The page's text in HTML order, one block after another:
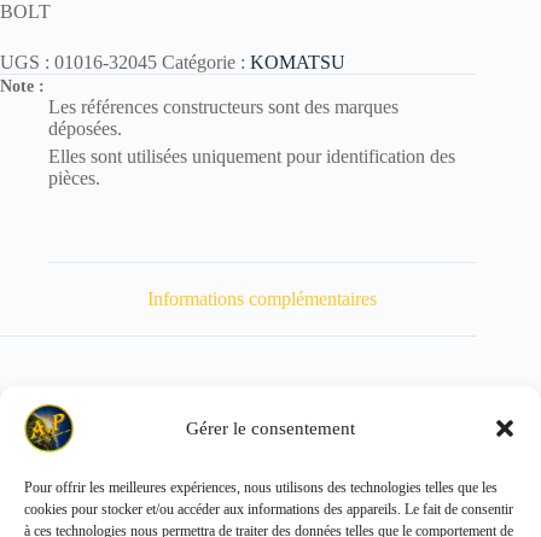
Gérer le consentement
Pour offrir les meilleures expériences, nous utilisons des technologies telles que les
cookies pour stocker et/ou accéder aux informations des appareils. Le fait de consentir
à ces technologies nous permettra de traiter des données telles que le comportement de
BOLT
UGS : 01016-32045 Catégorie : KOMATSU
Note :
Les références constructeurs sont des marques
déposées.
Elles sont utilisées uniquement pour identification des
pièces.
Informations complémentaires
Poids 166 kg
Copyright © 2026 - ALL PARTS FRANCE SAS